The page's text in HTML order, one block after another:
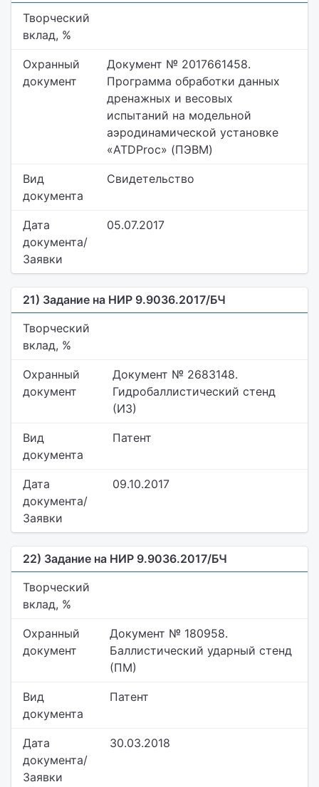
Творческий
вклад, %
Охранный
документ
Документ № 2017661458.
Программа обработки данных
дренажных и весовых
испытаний на модельной
аэродинамической установке
«ATDProc» (ПЭВМ)
Вид
документа
Свидетельство
Дата
документа/
Заявки
05.07.2017
21) Задание на НИР 9.9036.2017/БЧ
Творческий
вклад, %
Охранный
документ
Документ № 2683148.
Гидробаллистический стенд
(ИЗ)
Вид
документа
Патент
Дата
документа/
Заявки
09.10.2017
22) Задание на НИР 9.9036.2017/БЧ
Творческий
вклад, %
Охранный
документ
Документ № 180958.
Баллистический ударный стенд
(ПМ)
Вид
документа
Патент
Дата
документа/
Заявки
30.03.2018